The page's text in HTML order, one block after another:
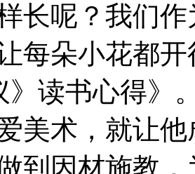
长呢？我们
每朵小花都
》读书心得》
美术，就让
到因材施教